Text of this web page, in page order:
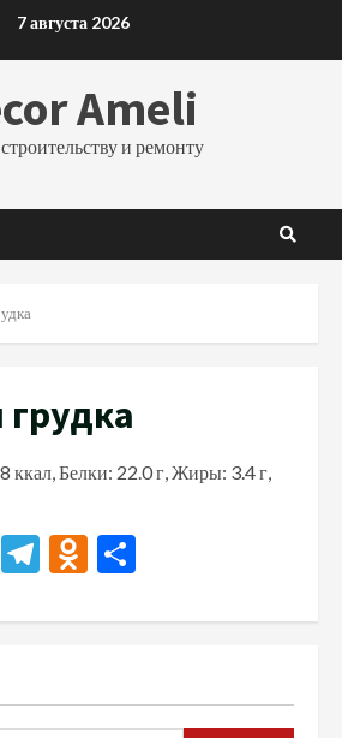
7 августа 2026
Ameli
и ремонту
ккал, Белки: 22.0 г, Жиры: 3.4 г,
VK Telegram
Odnoklassniki